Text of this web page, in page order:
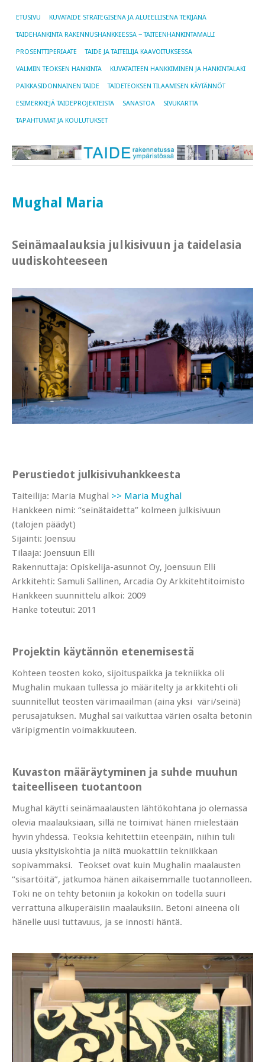
ETUSIVU KUVATAIDE STRATEGISENA JA ALUEELLISENA TEKIJÄNÄ
TAIDEHANKINTA RAKENNUSHANKKEESSA − TAITEENHANKINTAMALLI
PROSENTTIPERIAATE TAIDE JA TAITEILIJA KAAVOITUKSESSA
VALMIIN TEOKSEN HANKINTA KUVATAITEEN HANKKIMINEN JA HANKINTALAKI
PAIKKASIDONNAINEN TAIDE TAIDETEOKSEN TILAAMISEN KÄYTÄNNÖT
ESIMERKKEJÄ TAIDEPROJEKTEISTA SANASTOA SIVUKARTTA
TAPAHTUMAT JA KOULUTUKSET
Mughal Maria
Seinämaalauksia julkisivuun ja taidelasia
uudiskohteeseen
Perustiedot julkisivuhankkeesta
Taiteilija: Maria Mughal >> Maria Mughal
Hankkeen nimi: “seinätaidetta” kolmeen julkisivuun
(talojen päädyt)
Sijainti: Joensuu
Tilaaja: Joensuun Elli
Rakennuttaja: Opiskelija-asunnot Oy, Joensuun Elli
Arkkitehti: Samuli Sallinen, Arcadia Oy Arkkitehtitoimisto
Hankkeen suunnittelu alkoi: 2009
Hanke toteutui: 2011
Projektin käytännön etenemisestä
Kohteen teosten koko, sijoituspaikka ja tekniikka oli
Mughalin mukaan tullessa jo määritelty ja arkkitehti oli
suunnitellut teosten värimaailman (aina yksi väri/seinä)
perusajatuksen. Mughal sai vaikuttaa värien osalta betonin
väripigmentin voimakkuuteen.
Kuvaston määräytyminen ja suhde muuhun
taiteelliseen tuotantoon
Mughal käytti seinämaalausten lähtökohtana jo olemassa
olevia maalauksiaan, sillä ne toimivat hänen mielestään
hyvin yhdessä. Teoksia kehitettiin eteenpäin, niihin tuli
uusia yksityiskohtia ja niitä muokattiin tekniikkaan
sopivammaksi. Teokset ovat kuin Mughalin maalausten
“sisartöitä”, jatkumoa hänen aikaisemmalle tuotannolleen.
Toki ne on tehty betoniin ja kokokin on todella suuri
verrattuna alkuperäisiin maalauksiin. Betoni aineena oli
hänelle uusi tuttavuus, ja se innosti häntä.